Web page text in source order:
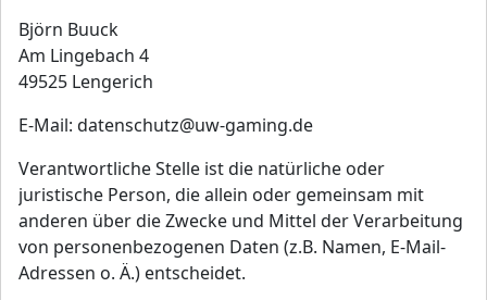
Björn Buuck
Am Lingebach 4
49525 Lengerich
E-Mail: datenschutz@uw-gaming.de
Verantwortliche Stelle ist die natürliche oder
juristische Person, die allein oder gemeinsam mit
anderen über die Zwecke und Mittel der Verarbeitung
von personenbezogenen Daten (z.B. Namen, E-Mail-
Adressen o. Ä.) entscheidet.